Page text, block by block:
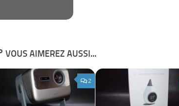
VOUS AIMEREZ AUSSI...
2